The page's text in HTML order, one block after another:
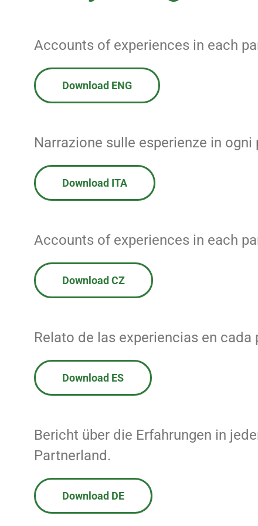
News
Contatti
Accounts of experiences in each
Download ENG
Narrazione sulle esperienze in ogni
Download ITA
Accounts of experiences in each
Download CZ
Relato de las experiencias en cada
Download ES
Bericht über die Erfahrungen in
Partnerland.
Download DE